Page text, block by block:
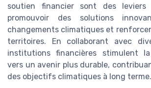
soutien financier sont des leviers
promouvoir des solutions
changements climatiques et
territoires. En collaborant avec
institutions financières stimulent
vers un avenir plus durable,
des objectifs climatiques à long terme.